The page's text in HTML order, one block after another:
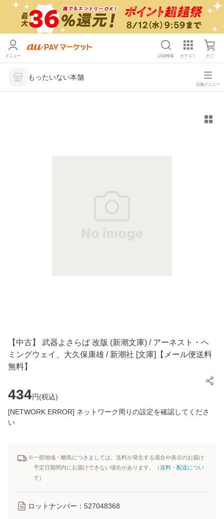
メニュー 詳細検索 カテゴリ かご
もったいない本舗
店舗メニュー
【中古】 武器よさらば 改版 (新潮文庫) / アーネスト・ヘ
ミングウェイ、大久保康雄 / 新潮社 [文庫]【メール便送料
無料】
434円(税込)
[NETWORK ERROR] ネットワーク周りの設定を確認してくださ
い
※一部地域・離島につきましては、送料が発生する場合や表示のお届け
予定日期間内にお届けできない場合があります。（送料・配送につい
て ）
ロットナンバー： 527048368